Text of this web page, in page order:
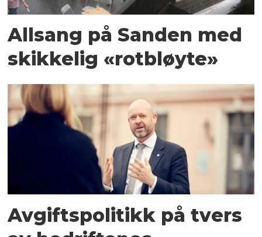
Allsang på Sanden med
skikkelig «rotbløyte»
Avgiftspolitikk på tvers